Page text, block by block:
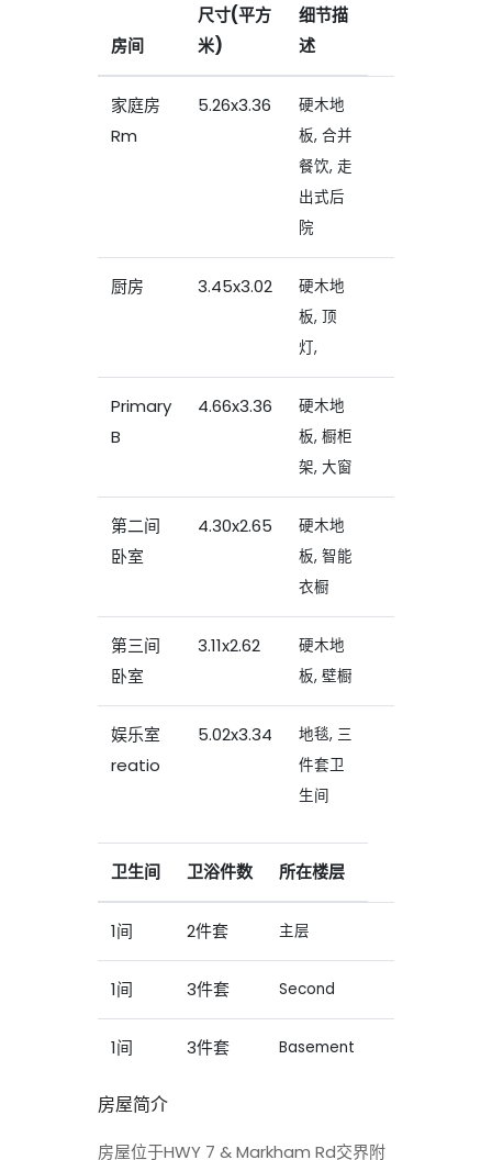
房间
尺寸(平方
米)
细节描
述
家庭房
Rm
5.26x3.36
硬木地
板, 合并
餐饮, 走
出式后
院
厨房 3.45x3.02
硬木地
板, 顶
灯,
Primary
B
4.66x3.36
硬木地
板, 橱柜
架, 大窗
第二间
卧室
4.30x2.65
硬木地
板, 智能
衣橱
第三间
卧室
3.11x2.62
硬木地
板, 壁橱
娱乐室
reatio
5.02x3.34
地毯, 三
件套卫
生间
卫生间 卫浴件数 所在楼层
1间 2件套 主层
1间 3件套 Second
1间 3件套 Basement
房屋简介
房屋位于HWY 7 & Markham Rd交界附